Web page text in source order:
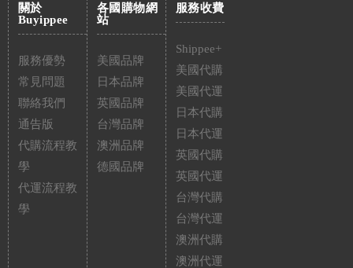
關於
Buyippee
服務優勢
常見問題
聯絡我們
通告版
代購流程教
學
代運流程教
學
各國購物網
站
美國品牌
日本品牌
英國品牌
台灣品牌
澳洲品牌
德國品牌
服務收費
Shippee+
美國代購
美國代運
日本代購
日本代運
英國代購
英國代運
台灣代購
台灣代運
澳洲代購
澳洲代運